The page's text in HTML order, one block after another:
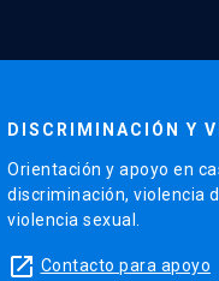
DISCRIMINACIÓN Y
Orientación y apoyo en
discriminación, violencia
violencia sexual.
launch Contacto para apoyo